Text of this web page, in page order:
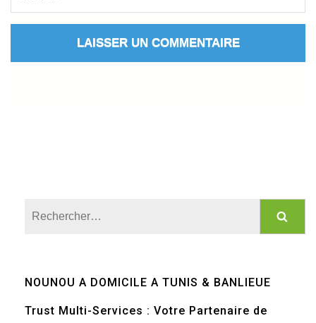
NOUNOU A DOMICILE A TUNIS & BANLIEUE
Trust Multi-Services : Votre Partenaire de